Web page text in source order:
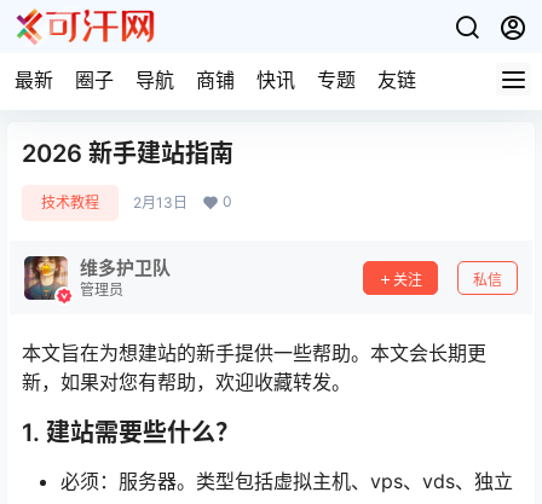
最新 圈子 导航 商铺 快讯 专题 友链
2026 新手建站指南
技术教程 2月13日 0
维多护卫队
管理员
关注 私信
本文旨在为想建站的新手提供一些帮助。本文会长期更
新，如果对您有帮助，欢迎收藏转发。
1. 建站需要些什么？
必须：服务器。类型包括虚拟主机、vps、vds、独立